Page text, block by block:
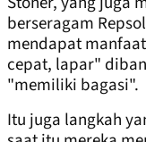
berseragam
mendapat
cepat, lapar"
"memiliki bagasi".
Itu juga langkah